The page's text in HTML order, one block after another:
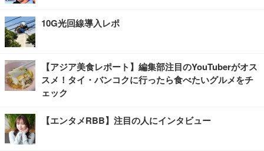
10G光回線導入レポ
【アジア美食レポート】編集部注目のYouTuberがオス
スメ！タイ・バンコクに行ったら食べたいグルメをチ
ェック
【エンタメRBB】注目の人にインタビュー